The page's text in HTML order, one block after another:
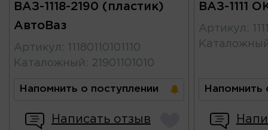
ВАЗ-1118-2190 (пластик)
АвтоВаз
Артикул :
11180110101110
Каталожный : 21901101010
Напомнить о поступлении
Написать отзыв
ВАЗ-1111
Артикул :
Напомнить